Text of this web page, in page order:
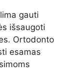
gauti
išsaugoti
Ortodonto
esamas